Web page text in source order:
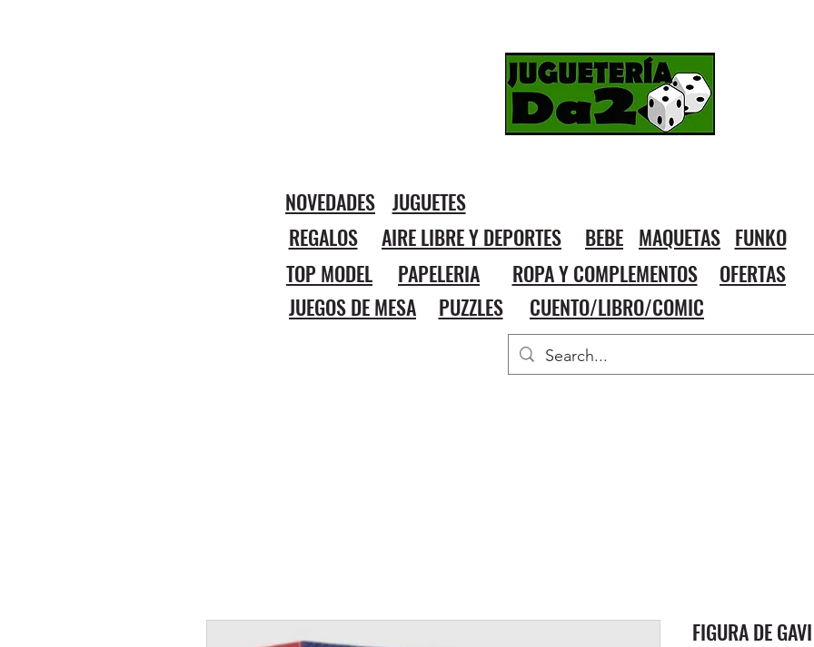
NOVEDADES JUGUETES
REGALOS
AIRE LIBRE Y DEPORTES BEBE MAQUETAS FUNKO
TOP MODEL
PAPELERIA ROPA Y COMPLEMENTOS
OFERTAS
JUEGOS DE MESA
PUZZLES CUENTO/LIBRO/COMIC
FIGURA DE